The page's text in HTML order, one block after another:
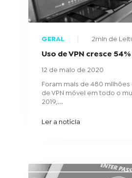
GERAL 2min de
Uso de VPN cresce 54%
12 de maio de 2020
Foram mais de 480
de VPN móvel em todo o
2019,...
Ler a notícia